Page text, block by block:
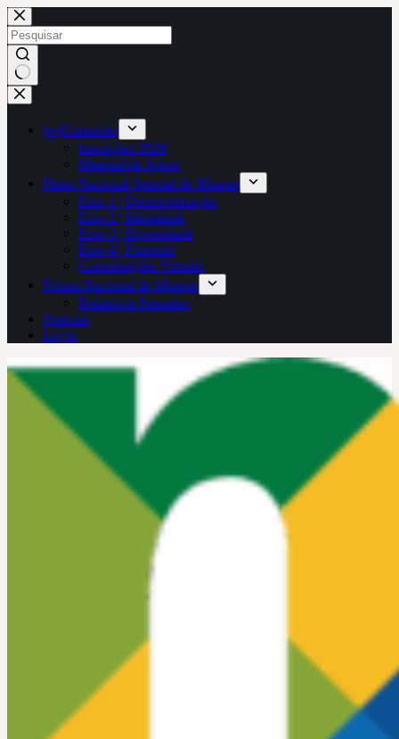
Pular
para
o
conteúdo
Sem
resultados
(re)Conexões
Inscrições 2026
Material de Apoio
Plano Nacional Setorial de Museus
Eixo 1 | Democratização
Eixo 2 | Identidade
Eixo 3 | Diversidade
Eixo 4 | Fomento
Contribuições Virtuais
Fórum Nacional de Museus
Relatórios Passados
Notícias
Login